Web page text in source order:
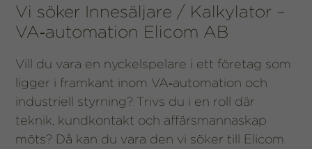
Vi söker Innesäljare / Kalkylator –
VA‑automation Elicom AB
Vill du vara en nyckelspelare i ett företag som
ligger i framkant inom VA‑automation och
industriell styrning? Trivs du i en roll där
teknik, kundkontakt och affärsmannaskap
möts? Då kan du vara den vi söker till Elicom
cookies går
inte att välja
bort. De
att hemsidan
över huvud
taget ska
fungera.